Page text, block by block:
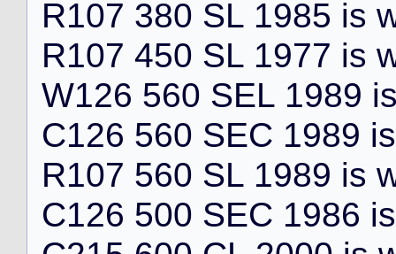
R107 380 SL 1985 is
R107 450 SL 1977 is
W126 560 SEL 1989 i
C126 560 SEC 1989 is
R107 560 SL 1989 is
C126 500 SEC 1986 is